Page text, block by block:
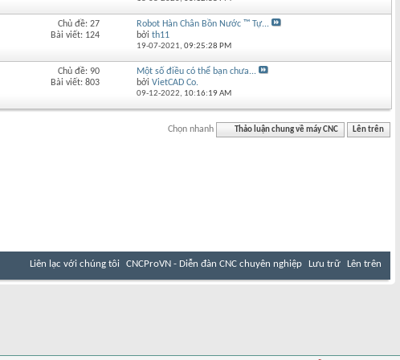
Chủ đề: 27
Bài viết: 124
Robot Hàn Chân Bồn Nước ™ Tự...
bởith11
19-07-2021,09:25:28 PM
Chủ đề: 90
Bài viết: 803
Một số điều có thể bạn chưa...
bởiVietCAD Co.
09-12-2022, 10:16:19 AM
Chọn nhanh Thảo luận chung về máy CNC Lên trên
Liên lạc với chúng tôi CNCProVN - Diễn đàn CNC chuyên nghiệp Lưu trữ Lên trên